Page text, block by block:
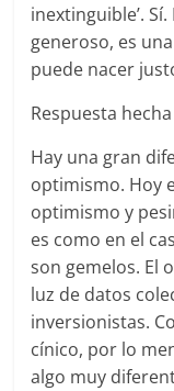
inextinguible’.
generoso, es
puede nacer
Respuesta
Hay una gran
optimismo. Hoy
optimismo y
es como en el
son gemelos. El
luz de datos
inversionistas.
cínico, por lo
algo muy